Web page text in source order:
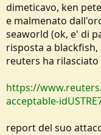
dimeticavo, ken
e malmenato
seaworld (ok, e' di
risposta a
reuters ha
https://
acceptable-
report del suo